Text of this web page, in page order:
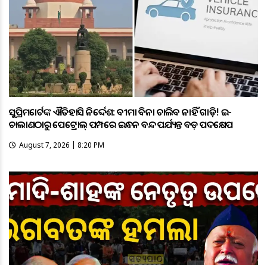
ସୁପ୍ରିମକୋର୍ଟଙ୍କ ଐତିହାସିକ ନିର୍ଦ୍ଦେଶ: ବୀମା ବିନା ଚାଲିବ ନାହିଁ ଗାଡ଼ି! ଇ-
ଚାଲାଣଠାରୁ ପେଟ୍ରୋଲ୍ ପମ୍ପରେ ଇନ୍ଧନ ବନ୍ଦ ପର୍ଯ୍ୟନ୍ତ ବଡ଼ ପଦକ୍ଷେପ
August 7, 2026 | 8:20 PM